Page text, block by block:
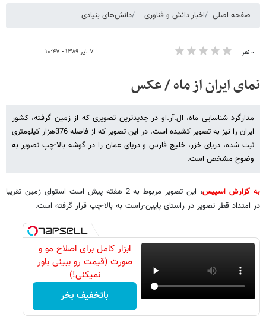
صفحه اصلی اخبار دانش و فناوری دانش‌های بنیادی
۰ نفر ۷ تیر ۱۳۸۹ - ۱۰:۴۷
نمای ایران از ماه / عکس
مدارگرد شناسایی ماه، ال.آر.او در جدیدترین تصویری که از زمین گرفته، کشور
ایران را نیز به تصویر کشیده است. در این تصویر که از فاصله 376هزار کیلومتری
ثبت شده، دریای خزر، خلیج فارس و دریای عمان را در گوشه بالا-چپ تصویر به
وضوح مشخص است.
به گزارش اسپیس
، این تصویر مربوط به 2 هفته پیش است استوای زمین تقریبا
در امتداد قطر تصویر در راستای پایین-راست به بالا-چپ قرار گرفته است.
ابزار کامل برای اصلاح مو و
صورت (قیمت رو ببینی باور
نمیکنی!)
باتخفیف بخر